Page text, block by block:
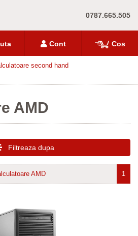
0787.665.505
Cont Cos
second hand
AMD
Filtreaza dupa
AMD 1